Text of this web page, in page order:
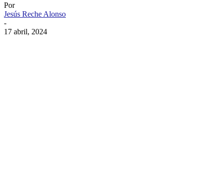
Por
Jesús Reche Alonso
-
17 abril, 2024